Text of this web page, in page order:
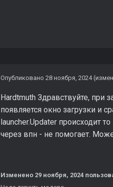
Опубликовано 28 ноября, 2024
Hardtmuth Здравствуйте, при
появляется окно загрузки и
launcher.Updater происходит
через впн - не помогает.
Изменено 29 ноября, 2024